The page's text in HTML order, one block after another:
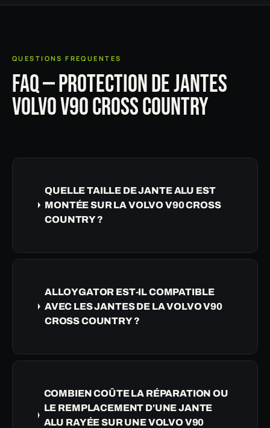
QUESTIONS FREQUENTES
FAQ — PROTECTION DE JANTES
VOLVO V90 CROSS COUNTRY
QUELLE TAILLE DE JANTE ALU EST
MONTÉE SUR LA VOLVO V90 CROSS
COUNTRY ?
ALLOYGATOR EST-IL COMPATIBLE
AVEC LES JANTES DE LA VOLVO V90
CROSS COUNTRY ?
COMBIEN COÛTE LA RÉPARATION OU
LE REMPLACEMENT D'UNE JANTE
ALU RAYÉE SUR UNE VOLVO V90